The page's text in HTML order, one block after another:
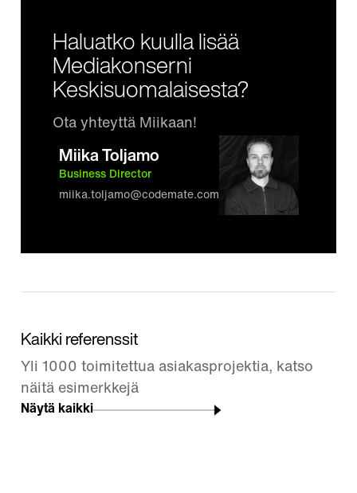
Haluatko kuulla lisää
Mediakonserni
Keskisuomalaisesta?
Ota yhteyttä Miikaan!
Miika Toljamo
Business Director
miika.toljamo@codemate.com
Kaikki referenssit
Yli 1000 toimitettua asiakasprojektia, katso
näitä esimerkkejä
Näytä kaikki